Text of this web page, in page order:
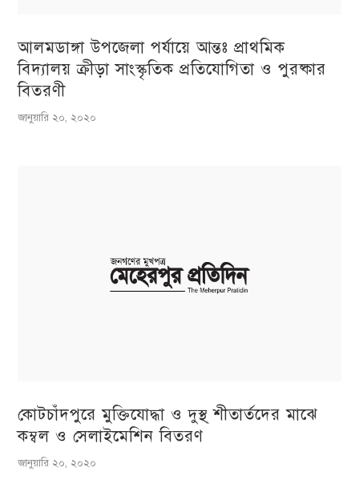
আলমডাঙ্গা উপজেলা পর্যায়ে আন্তঃ প্রাথমিক
বিদ্যালয় ক্রীড়া সাংস্কৃতিক প্রতিযোগিতা ও পুরষ্কার
বিতরণী
জানুয়ারি ২০, ২০২০
কোটচাঁদপুরে মুক্তিযোদ্ধা ও দুস্থ্ শীতার্তদের মাঝে
কম্বল ও সেলাইমেশিন বিতরণ
জানুয়ারি ২০, ২০২০